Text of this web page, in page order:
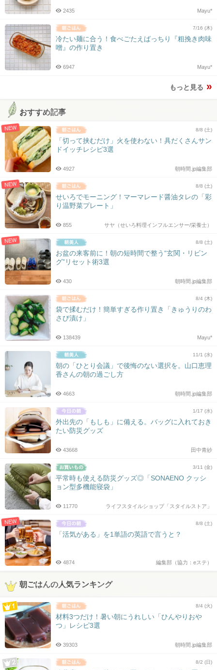
Mayu*
2435
7/16 (木)
冷たい麺に合う！食べごたえばっちり『粗挽き肉味
噌』の作り置き
Mayu*
6947
もっと見る
おすすめ記事
NEW 8/8 (土)
「切って挟むだけ」火を使わない！具だくさんサン
ドイッチレシピ3選
朝時間.jp編集部
4927
NEW 8/8 (土)
せいろでモーニング！マーマレード醤油タレの「彩
り温野菜プレート」
サヤ（せいろ料理インフルエンサー/栄養士）
855
NEW 8/8 (土)
お盆の来客前に！朝の短時間で整う“玄関・リビン
グ”リセット術3選
朝時間.jp編集部
430
8/4 (木)
袋で揉むだけ！簡単すぎる作り置き「きゅうりのわ
さび漬け」
Mayu*
138439
11/1 (水)
朝の「ひとり会議」で後悔のない選択を。山口恵理
香さんの朝の過ごし方
朝時間.jp編集部
4663
1/17 (水)
外出先の「もしも」に備える。バッグに入れておき
たい防災グッズ
田中青紗
43668
3/11 (金)
平常時も使える防災グッズ◎「SONAENO クッシ
ョン型多機能寝袋」
ライフスタイルショップ「スタイルストア」
11770
NEW 8/8 (土)
「活気がある」を1単語の英語で言うと？
編集部（協力：eステ）
4874
朝ごはんの人気ランキング
8/4 (火)
材料3つだけ！暑い朝にうれしい「ひんやりおや
つ」レシピ3選
朝時間.jp編集部
39303
8/2 (日)